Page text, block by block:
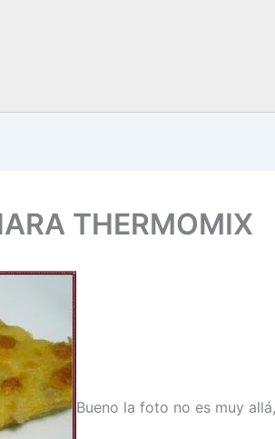
THERMOMIX
Bueno la foto no es muy